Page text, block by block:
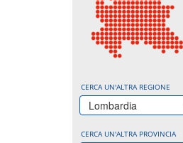
CERCA UN'ALTRA REGIONE
Lombardia
CERCA UN'ALTRA PROVINCIA